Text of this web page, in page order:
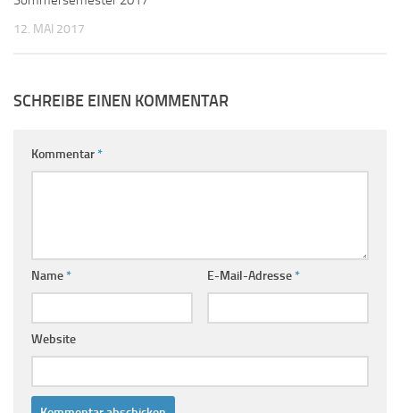
12. MAI 2017
SCHREIBE EINEN KOMMENTAR
Kommentar*
Name* E-Mail-Adresse*
Website